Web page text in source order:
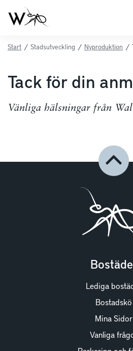
Start / Stadsutveckling / Nyproduktion /
Tack för din
Vänliga hälsningar från
Lediga
Bostadskö
Mina Sidor
Vanliga